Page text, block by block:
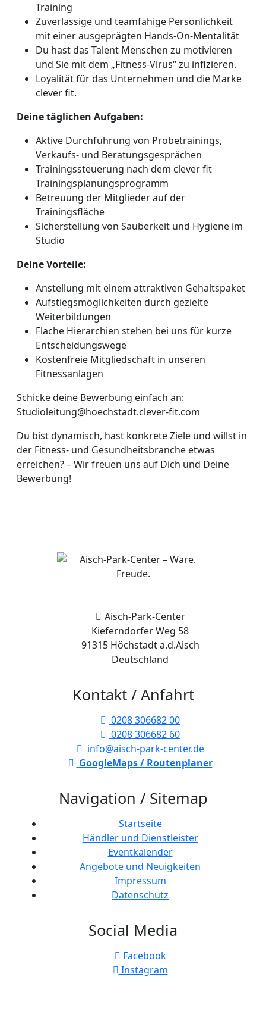
Training
Zuverlässige und teamfähige Persönlichkeit
mit einer ausgeprägten Hands-On-Mentalität
Du hast das Talent Menschen zu motivieren
und Sie mit dem „Fitness-Virus“ zu infizieren.
Loyalität für das Unternehmen und die Marke
clever fit.
Deine täglichen Aufgaben:
Aktive Durchführung von Probetrainings,
Verkaufs- und Beratungsgesprächen
Trainingssteuerung nach dem clever fit
Trainingsplanungsprogramm
Betreuung der Mitglieder auf der
Trainingsfläche
Sicherstellung von Sauberkeit und Hygiene im
Studio
Deine Vorteile:
Anstellung mit einem attraktiven Gehaltspaket
Aufstiegsmöglichkeiten durch gezielte
Weiterbildungen
Flache Hierarchien stehen bei uns für kurze
Entscheidungswege
Kostenfreie Mitgliedschaft in unseren
Fitnessanlagen
Schicke deine Bewerbung einfach an:
Studioleitung@hoechstadt.clever-fit.com
Du bist dynamisch, hast konkrete Ziele und willst in
der Fitness- und Gesundheitsbranche etwas
erreichen? – Wir freuen uns auf Dich und Deine
Bewerbung!
Aisch-Park-Center
Kieferndorfer Weg 58
91315 Höchstadt a.d.Aisch
Deutschland
Kontakt / Anfahrt
0208 306682 00
0208 306682 60
info@aisch-park-center.de
GoogleMaps / Routenplaner
Navigation / Sitemap
Startseite
Händler und Dienstleister
Eventkalender
Angebote und Neuigkeiten
Impressum
Datenschutz
Social Media
Facebook
Instagram